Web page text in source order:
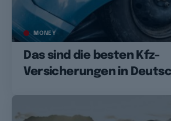
MONEY
Das sind die besten Kfz-
Versicherungen in